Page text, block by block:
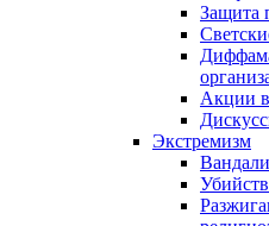
Защита
Акции в
Экстремизм